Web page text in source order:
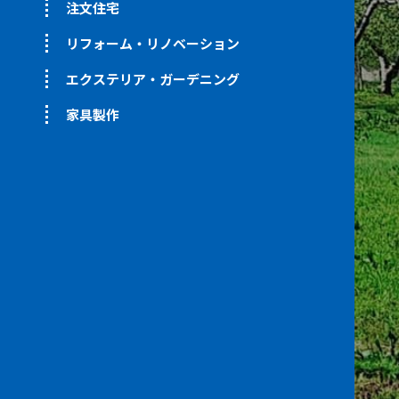
注文住宅
リフォーム・リノベーション
エクステリア・ガーデニング
家具製作